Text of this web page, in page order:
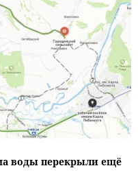
воды перекрыли ещё